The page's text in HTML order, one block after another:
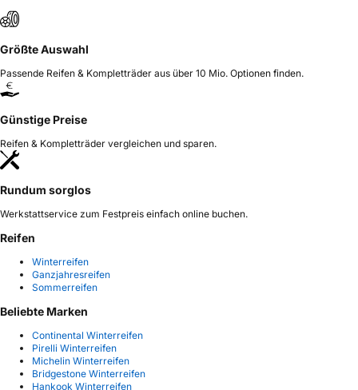
Größte Auswahl
Passende Reifen & Kompletträder aus über 10 Mio. Optionen finden.
Günstige Preise
Reifen & Kompletträder vergleichen und sparen.
Rundum sorglos
Werkstattservice zum Festpreis einfach online buchen.
Reifen
Winterreifen
Ganzjahresreifen
Sommerreifen
Beliebte Marken
Continental Winterreifen
Pirelli Winterreifen
Michelin Winterreifen
Bridgestone Winterreifen
Hankook Winterreifen